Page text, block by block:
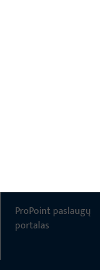
ProPoint paslaugų
portalas